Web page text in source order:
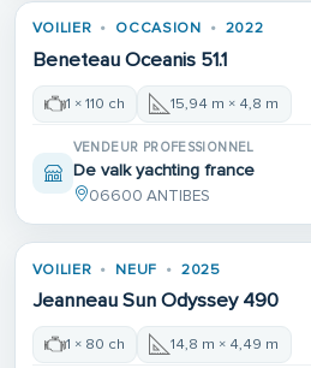
VOILIER OCCASION 2022
Beneteau Oceanis 51.1
1 × 110 ch 15,94 m × 4,8 m
VENDEUR PROFESSIONNEL
De valk yachting france
06600 ANTIBES
VOILIER NEUF 2025
Jeanneau Sun Odyssey 490
1 × 80 ch 14,8 m × 4,49 m